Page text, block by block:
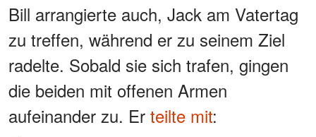
Bill arrangierte auch, Jack am Vatertag
zu treffen, während er zu seinem Ziel
radelte. Sobald sie sich trafen, gingen
die beiden mit offenen Armen
aufeinander zu. Er teilte mit: